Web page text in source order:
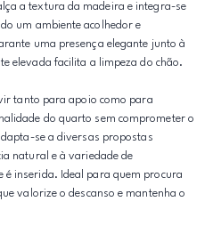
a textura da madeira e integra-se
um ambiente acolhedor e
uma presença elegante junto à
elevada facilita a limpeza do chão.
tanto para apoio como para
do quarto sem comprometer o
se a diversas propostas
natural e à variedade de
é inserida. Ideal para quem procura
valorize o descanso e mantenha o